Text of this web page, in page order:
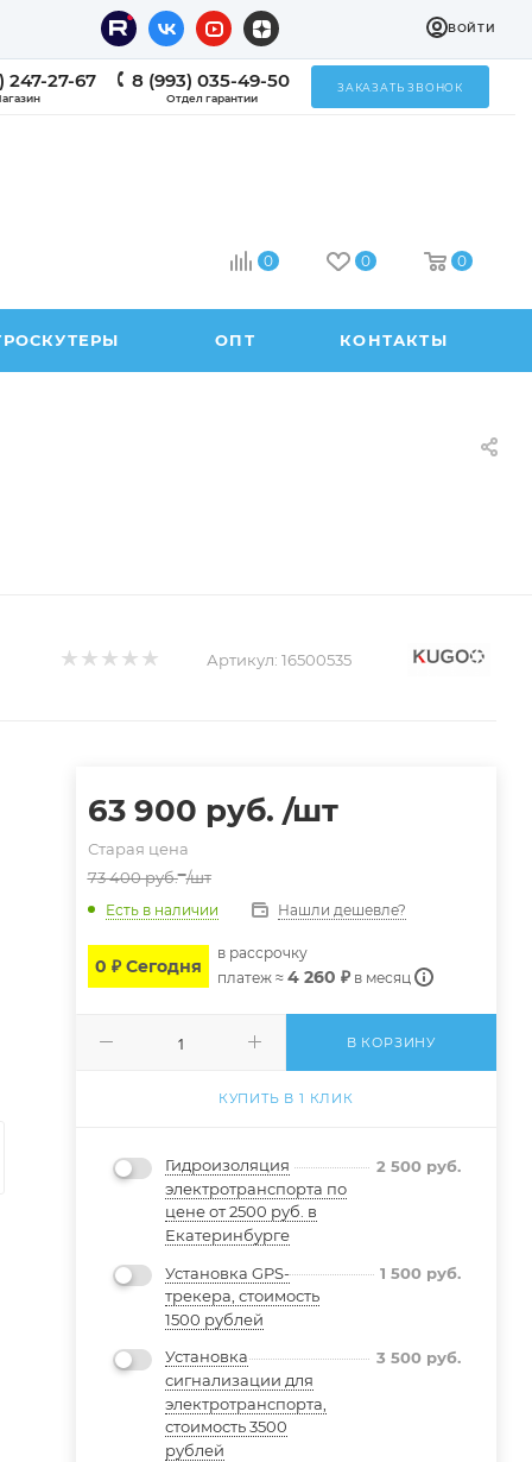
ВОЙТИ
247-27-67 8 (993) 035-49-50
Отдел гарантии
ЗАКАЗАТЬ ЗВОНОК
0 0 0
ОПТ КОНТАКТЫ
Артикул: 16500535
63 900 руб. /шт
Старая цена
73 400руб. /шт
Есть в наличии Нашли дешевле?
0 ₽ Сегодня
в расcрочку
платеж ≈ 4 260 ₽в месяц
В КОРЗИНУ
КУПИТЬ В 1 КЛИК
Гидроизоляция
электротранспорта по
цене от 2500 руб. в
Екатеринбурге
2 500руб.
Установка GPS-
трекера, стоимость
1500 рублей
1 500руб.
Установка
сигнализации для
электротранспорта,
стоимость 3500
рублей
3 500руб.